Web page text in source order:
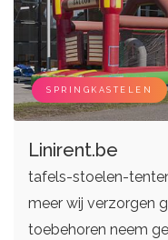
DJ's
Zangers
Live bands
SPRINGKASTELEN
Linirent.be
tafels-stoelen-
meer wij verzorgen
toebehoren neem